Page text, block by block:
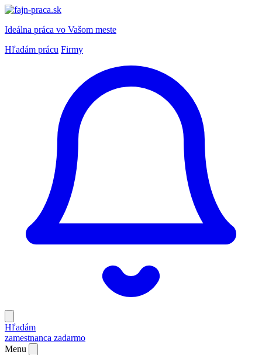
Ideálna práca vo Vašom meste
Hľadám prácu Firmy
Hľadám
zamestnanca zadarmo
Menu